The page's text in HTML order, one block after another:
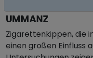
UMMANZ
Zigarettenkippen, die
einen großen Einfluss